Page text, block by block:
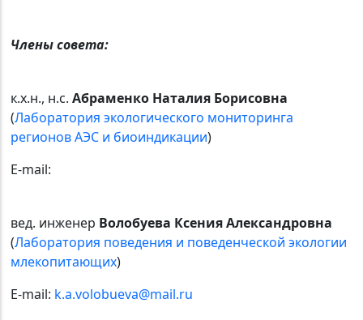
Члены совета:
к.х.н., н.с. Абраменко Наталия Борисовна
(Лаборатория экологического мониторинга
регионов АЭС и биоиндикации)
E-mail:
вед. инженер Волобуева Ксения Александровна
(Лаборатория поведения и поведенческой экологии
млекопитающих)
E-mail: k.a.volobueva@mail.ru